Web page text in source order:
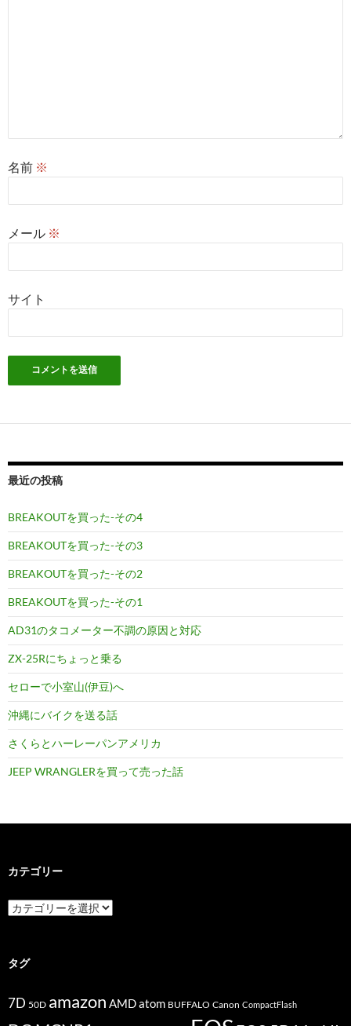
名前 ※
メール ※
サイト
最近の投稿
BREAKOUTを買った-その4
BREAKOUTを買った-その3
BREAKOUTを買った-その2
BREAKOUTを買った-その1
AD31のタコメーター不調の原因と対応
ZX-25Rにちょっと乗る
セローで小室山(伊豆)へ
沖縄にバイクを送る話
さくらとハーレーパンアメリカ
JEEP WRANGLERを買って売った話
カテゴリー
カ
テ
ー
タグ
7D 50D amazon AMDatom BUFFALO Canon CompactFlash